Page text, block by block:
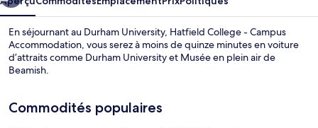
-
Campus
Accommodation
En séjournant au Durham University, Hatfield College - Campus
Accommodation, vous serez à moins de quinze minutes en voiture
d’attraits comme Durham University et Musée en plein air de
Beamish.
Commodités populaires